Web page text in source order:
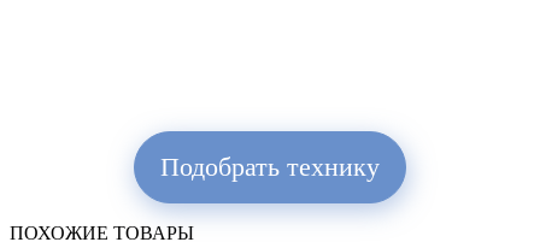
Подобрать технику
ПОХОЖИЕ ТОВАРЫ